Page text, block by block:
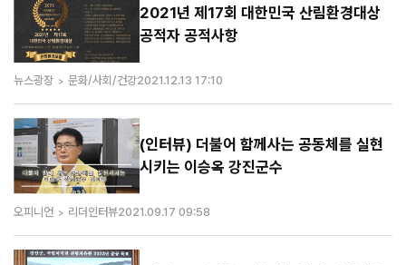
2021년 제17회 대한민국 산림환경대상
공적자 공적사항
뉴스광장 문화/사회/건강2021.12.13 17:10
(인터뷰) 더불어 함께사는 공동체를 실현
시키는 이승옥 강진군수
오피니언 리더인터뷰2021.09.17 09:58